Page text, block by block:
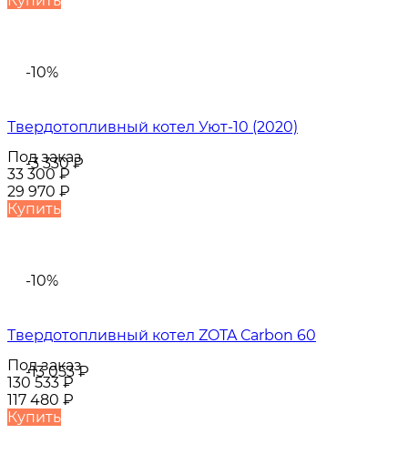
-10%
-3 330₽
Твердотопливный котел Уют-10 (2020)
Под заказ
33 300₽
29 970 ₽
Купить
-10%
-13 053₽
Твердотопливный котел ZOTA Сarbon 60
Под заказ
130 533₽
117 480 ₽
Купить